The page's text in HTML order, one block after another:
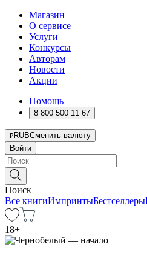
Магазин
О сервисе
Услуги
Конкурсы
Авторам
Новости
Акции
Помощь
8 800 500 11 67
RUBСменить валюту
Войти
Поиск
Все книгиИмпринтыБестселлеры
18+